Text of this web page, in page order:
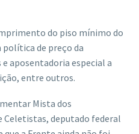
do piso mínimo do
de preço da
aposentadoria especial a
entre outros.
Mista dos
deputado federal